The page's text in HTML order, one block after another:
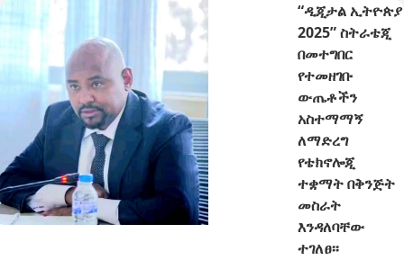
“ዲጂታል ኢትዮጵያ
2025” ስትራቴጂ
በመተግበር
የተመዘገቡ
ውጤቶችን
አስተማማኝ
ለማድረግ
የቴክኖሎጂ
ተቋማት በቅንጅት
መስራት
እንዳለባቸው
ተገለፀ፡፡